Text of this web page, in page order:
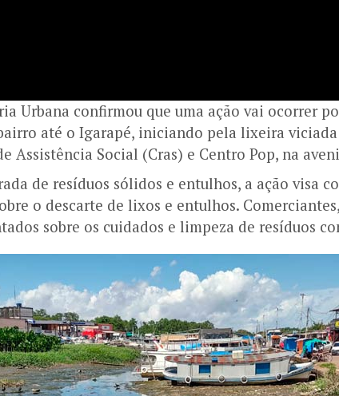
Urbana confirmou que uma ação vai ocorrer
até o Igarapé, iniciando pela lixeira
Assistência Social (Cras) e Centro Pop, na
de resíduos sólidos e entulhos, a ação visa
o descarte de lixos e entulhos.
sobre os cuidados e limpeza de resíduos